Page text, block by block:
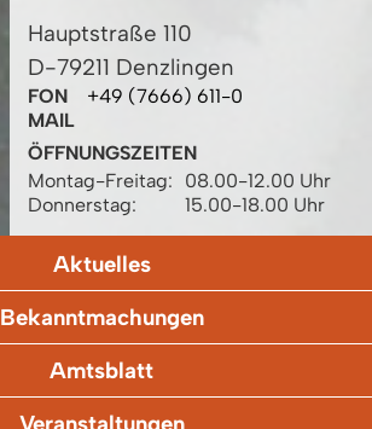
Hauptstraße 110
D-79211 Denzlingen
FON
+49 (7666) 611-0
MAIL
ÖFFNUNGSZEITEN
Montag-Freitag:
08.00-12.00 Uhr
Donnerstag:
15.00-18.00 Uhr
Aktuelles
Bekanntmachungen
Amtsblatt
Veranstaltungen